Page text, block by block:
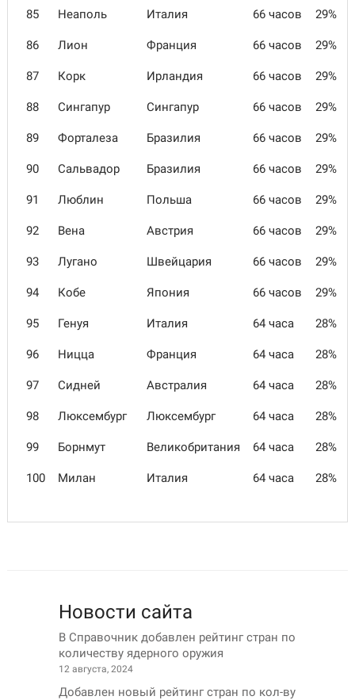
85 Неаполь Италия 66 часов 29%
86 Лион Франция 66 часов 29%
87 Корк Ирландия 66 часов 29%
88 Сингапур Сингапур 66 часов 29%
89 Форталеза Бразилия 66 часов 29%
90 Сальвадор Бразилия 66 часов 29%
91 Люблин Польша 66 часов 29%
92 Вена Австрия 66 часов 29%
93 Лугано Швейцария 66 часов 29%
94 Кобе Япония 66 часов 29%
95 Генуя Италия 64 часа 28%
96 Ницца Франция 64 часа 28%
97 Сидней Австралия 64 часа 28%
98 Люксембург Люксембург 64 часа 28%
99 Борнмут Великобритания 64 часа 28%
100 Милан Италия 64 часа 28%
Новости сайта
В Справочник добавлен рейтинг стран по
количеству ядерного оружия
12 августа, 2024
Добавлен новый рейтинг стран по кол-ву